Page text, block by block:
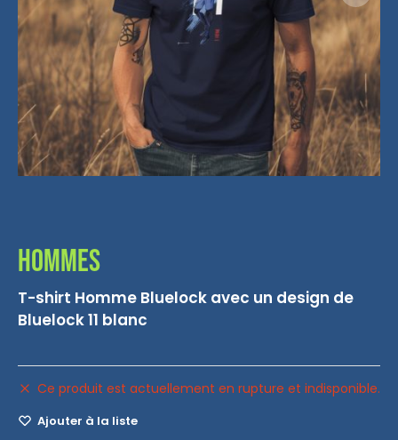
Hommes
T-shirt Homme Bluelock avec un design de
Bluelock 11 blanc
Ce produit est actuellement en rupture et indisponible.
Ajouter à la liste